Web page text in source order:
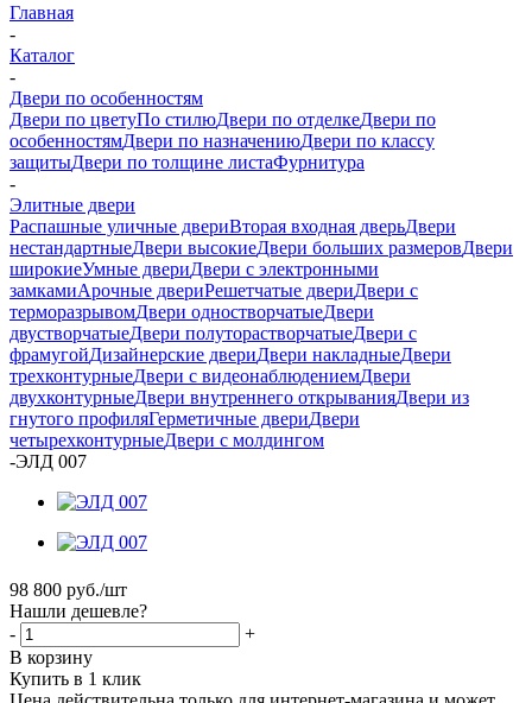
Главная
-
Каталог
-
Двери по особенностям
Двери по цветуПо стилюДвери по отделкеДвери по
особенностямДвери по назначениюДвери по классу
защитыДвери по толщине листаФурнитура
-
Элитные двери
Распашные уличные двериВторая входная дверьДвери
нестандартныеДвери высокиеДвери больших размеровДвери
широкиеУмные двериДвери с электронными
замкамиАрочные двериРешетчатые двериДвери с
терморазрывомДвери одностворчатыеДвери
двустворчатыеДвери полуторастворчатыеДвери с
фрамугойДизайнерские двериДвери накладныеДвери
трехконтурныеДвери с видеонаблюдениемДвери
двухконтурныеДвери внутреннего открыванияДвери из
гнутого профиляГерметичные двериДвери
четырехконтурныеДвери с молдингом
-ЭЛД 007
98 800 руб./шт
Нашли дешевле?
-
+
В корзину
Купить в 1 клик